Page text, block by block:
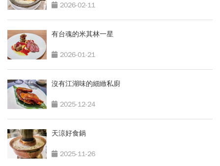
2026-02-11
有台魂的米其林一星
2026-01-21
沒有江湖味的細緻私廚
2025-12-24
天涼好食鍋
2025-11-26